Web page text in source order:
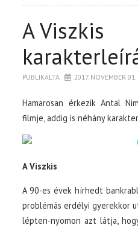
A Viszkis
PUBLIKÁLTA 2017. NOVEMBER 01.
Hamarosan érkezik Antal
filmje, addig is néhány
A Viszkis
A 90-es évek hírhedt
problémás erdélyi gyerekkor
lépten-nyomon azt látja,